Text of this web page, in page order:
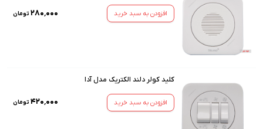
افزودن به سبد خرید ۲۸۰٬۰۰۰ تومان
کلید کولر دلند الکتریک مدل آدا
افزودن به سبد خرید ۴۲۰٬۰۰۰ تومان